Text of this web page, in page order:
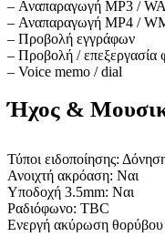
– Αναπαραγωγή MP3 /
– Αναπαραγωγή MP4 /
– Προβολή εγγράφων
– Προβολή / επεξεργασία
– Voice memo / dial
Ήχος &
Τύποι ειδοποίησης:
Ανοιχτή ακρόαση: Ναι
Υποδοχή 3.5mm: Ναι
Ραδιόφωνο: TBC
Ενεργή ακύρωση θορύβου